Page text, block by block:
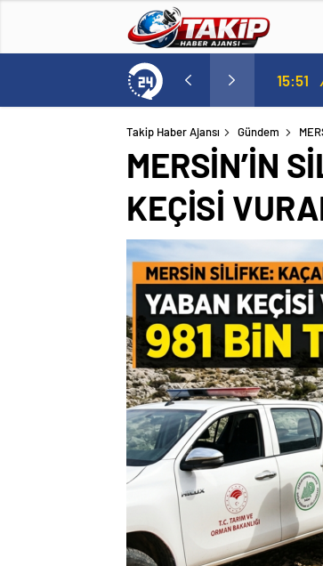
15:51
Takip Haber Ajansı Gündem
MERSİN’İN
KEÇİSİ